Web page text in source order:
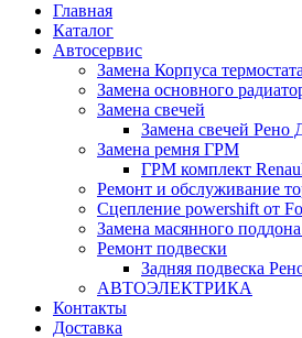
Главная
Каталог
Автосервис
Замена Корпуса
Замена основного
Замена свечей
Замена свечей Рено
Замена ремня ГРМ
ГРМ комплект
Ремонт и обслуживание
Сцепление powershift от
Замена масянного
Ремонт подвески
Задняя подвеска
АВТОЭЛЕКТРИКА
Контакты
Доставка